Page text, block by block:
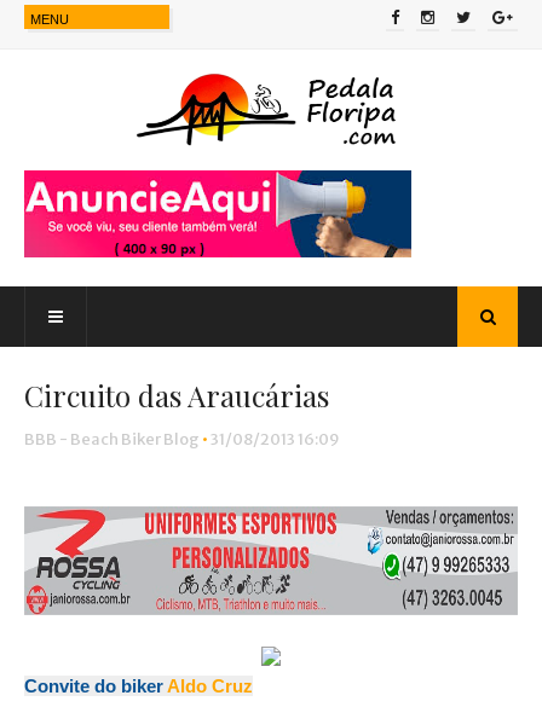
Circuito das Araucárias
BBB - Beach Biker Blog • 31/08/2013 16:09
Convite do bikerAldo Cruz